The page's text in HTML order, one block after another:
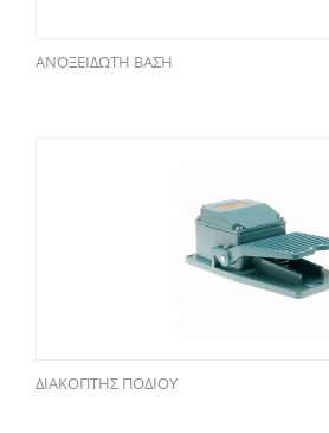
ΑΝΟΞΕΙΔΩΤΗ ΒΑΣΗ
ΔΙΑΚΟΠΤΗΣ ΠΟΔΙΟΥ